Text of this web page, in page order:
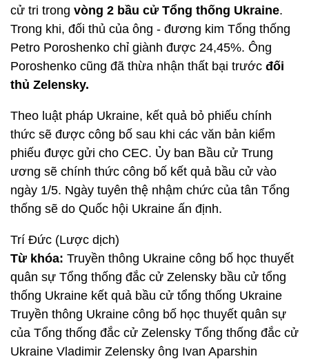
cử tri trong vòng 2 bầu cử Tổng thống Ukraine.
Trong khi, đối thủ của ông - đương kim Tổng thống
Petro Poroshenko chỉ giành được 24,45%. Ông
Poroshenko cũng đã thừa nhận thất bại trước đối
thủ Zelensky.
Theo luật pháp Ukraine, kết quả bỏ phiếu chính
thức sẽ được công bố sau khi các văn bản kiểm
phiếu được gửi cho CEC. Ủy ban Bầu cử Trung
ương sẽ chính thức công bố kết quả bầu cử vào
ngày 1/5. Ngày tuyên thệ nhậm chức của tân Tổng
thống sẽ do Quốc hội Ukraine ấn định.
Trí Đức (Lược dịch)
Từ khóa: Truyền thông Ukraine công bố học thuyết
quân sự Tổng thống đắc cử Zelensky bầu cử tổng
thống Ukraine kết quả bầu cử tổng thống Ukraine
Truyền thông Ukraine công bố học thuyết quân sự
của Tổng thống đắc cử Zelensky Tổng thống đắc cử
Ukraine Vladimir Zelensky ông Ivan Aparshin